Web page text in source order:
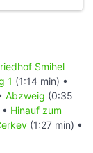
Smihel
1 (1:14 min) •
Abzweig (0:35
Hinauf zum
(1:27 min) •